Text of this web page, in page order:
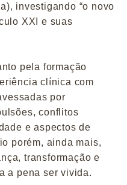
investigando “o novo
XXI e suas
pela formação
clínica com
por
conflitos
e aspectos de
porém, ainda mais,
transformação e
a pena ser vivida.